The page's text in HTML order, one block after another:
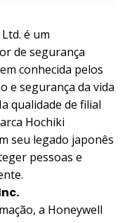
é um
de segurança
conhecida pelos
e segurança da vida
qualidade de filial
Hochiki
seu legado japonês
pessoas e
a Honeywell